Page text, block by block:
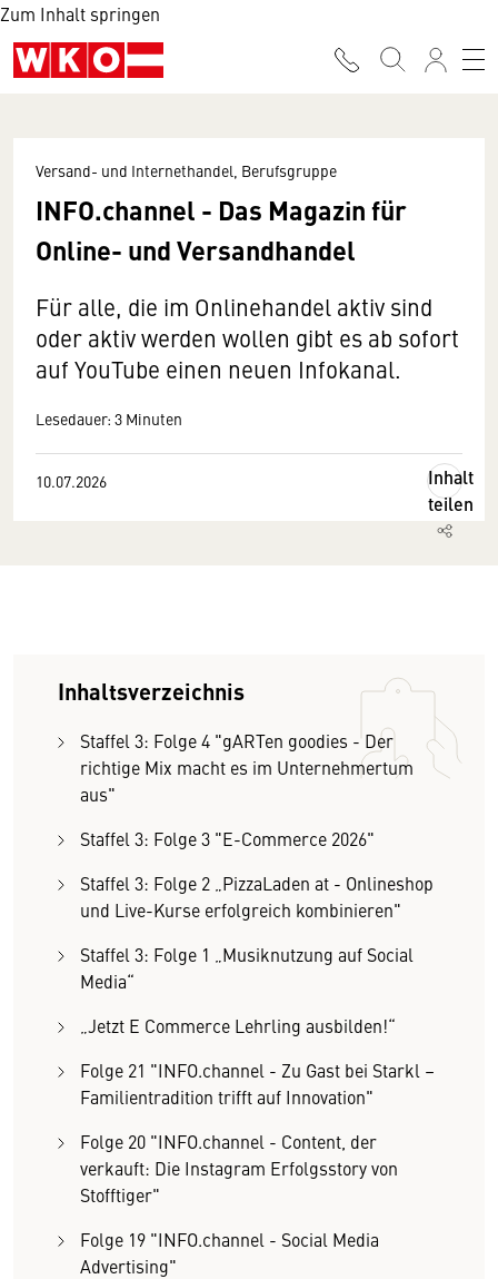
Zum Inhalt springen
Versand- und Internethandel, Berufsgruppe
INFO.channel - Das Magazin für
Online- und Versandhandel
Für alle, die im Onlinehandel aktiv sind
oder aktiv werden wollen gibt es ab sofort
auf YouTube einen neuen Infokanal.
Lesedauer: 3 Minuten
10.07.2026
Inhalt
teilen
Inhaltsverzeichnis
Staffel 3: Folge 4 "gARTen goodies - Der
richtige Mix macht es im Unternehmertum
aus"
Staffel 3: Folge 3 "E-Commerce 2026"
Staffel 3: Folge 2 „PizzaLaden at - Onlineshop
und Live-Kurse erfolgreich kombinieren"
Staffel 3: Folge 1 „Musiknutzung auf Social
Media“
„Jetzt E Commerce Lehrling ausbilden!“
Folge 21 "INFO.channel - Zu Gast bei Starkl –
Familientradition trifft auf Innovation"
Folge 20 "INFO.channel - Content, der
verkauft: Die Instagram Erfolgsstory von
Stofftiger"
Folge 19 "INFO.channel - Social Media
Advertising"